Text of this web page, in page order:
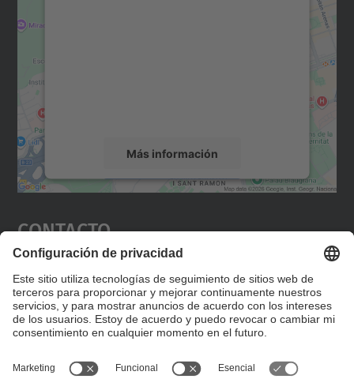
Más información
Aceptar
powered by
Contacto
Editad en la página "Contacto personalizado", que
encontraréis en la raíz de español, vuestros datos
personalizados de contacto.
Formulario de contacto